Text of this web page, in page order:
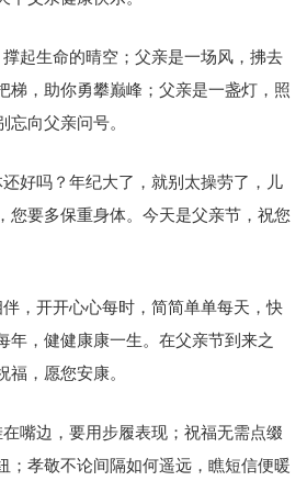
起生命的晴空；父亲是一场风，拂去
梯，助你勇攀巅峰；父亲是一盏灯，照
忘向父亲问号。
好吗？年纪大了，就别太操劳了，儿
您要多保重身体。今天是父亲节，祝您
，开开心心每时，简简单单每天，快
年，健健康康一生。在父亲节到来之
福，愿您安康。
嘴边，要用步履表现；祝福无需点缀
；孝敬不论间隔如何遥远，瞧短信便暖